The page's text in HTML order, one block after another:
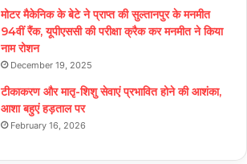
मोटर मैकेनिक के बेटे ने प्राप्त की सुल्तानपुर के मनमीत
94वीं रैंक, यूपीएससी की परीक्षा क्रैक कर मनमीत ने किया
नाम रोशन
December 19, 2025
टीकाकरण और मातृ-शिशु सेवाएं प्रभावित होने की आशंका,
आशा बहुएं हड़ताल पर
February 16, 2026